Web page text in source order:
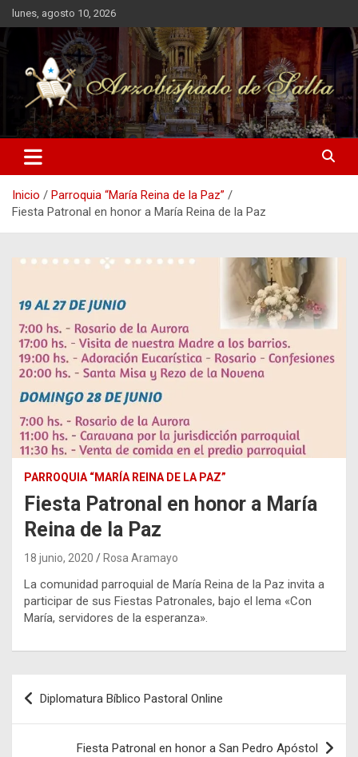
Saltar
al
contenido
lunes, agosto 10, 2026
Arzobispado de Salta
Arzobispado de Salta
Inicio
Parroquia “María Reina de la Paz”
Fiesta Patronal en honor a María Reina de la Paz
PARROQUIA “MARÍA REINA DE LA PAZ”
Fiesta Patronal en honor a María
Reina de la Paz
18 junio, 2020 Rosa Aramayo
La comunidad parroquial de María Reina de la Paz invita a
participar de sus Fiestas Patronales, bajo el lema «Con
María, servidores de la esperanza».
Navegación
de
entradas
Diplomatura Bíblico Pastoral Online
Fiesta Patronal en honor a San Pedro Apóstol